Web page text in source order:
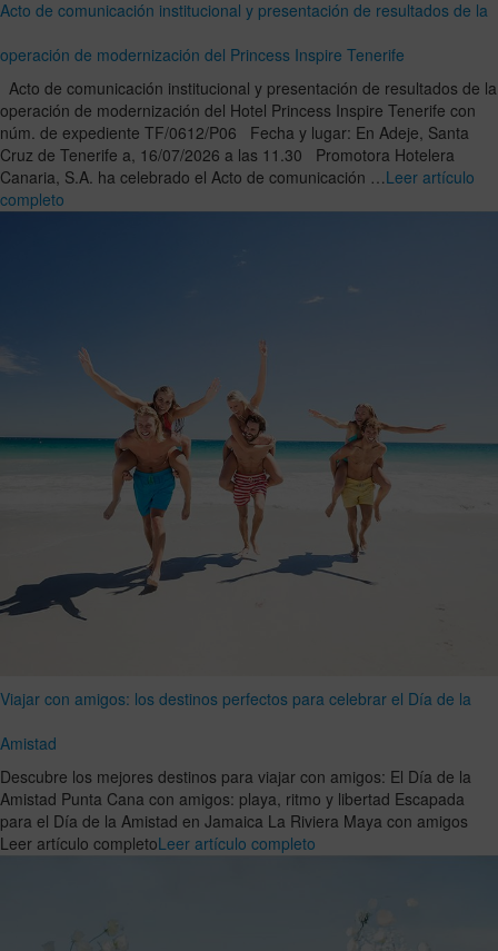
Acto de comunicación institucional y presentación de resultados de la
operación de modernización del Princess Inspire Tenerife
Acto de comunicación institucional y presentación de resultados de la
operación de modernización del Hotel Princess Inspire Tenerife con
núm. de expediente TF/0612/P06 Fecha y lugar: En Adeje, Santa
Cruz de Tenerife a, 16/07/2026 a las 11.30 Promotora Hotelera
Canaria, S.A. ha celebrado el Acto de comunicación …Leer artículo
completo
Viajar con amigos: los destinos perfectos para celebrar el Día de la
Amistad
Descubre los mejores destinos para viajar con amigos: El Día de la
Amistad Punta Cana con amigos: playa, ritmo y libertad Escapada
para el Día de la Amistad en Jamaica La Riviera Maya con amigos
Leer artículo completoLeer artículo completo